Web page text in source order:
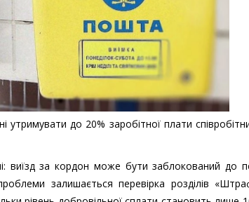
утримувати до 20% заробітної плати
виїзд за кордон може бути заблокований до
залишається перевірка розділів